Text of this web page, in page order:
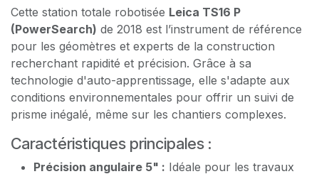
Cette station totale robotisée Leica TS16 P
(PowerSearch) de 2018 est l’instrument de référence
pour les géomètres et experts de la construction
recherchant rapidité et précision. Grâce à sa
technologie d'auto-apprentissage, elle s'adapte aux
conditions environnementales pour offrir un suivi de
prisme inégalé, même sur les chantiers complexes.
Caractéristiques principales :
Précision angulaire 5" : Idéale pour les travaux